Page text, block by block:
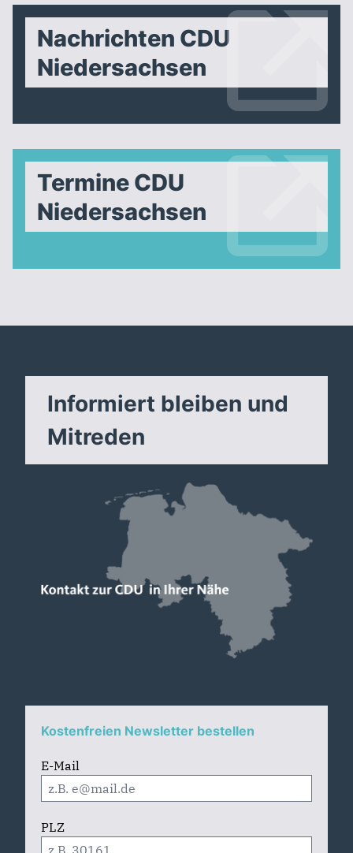
Nachrichten CDU
Niedersachsen
Termine CDU
Niedersachsen
Informiert bleiben und
Mitreden
Kostenfreien Newsletter bestellen
E-Mail
PLZ